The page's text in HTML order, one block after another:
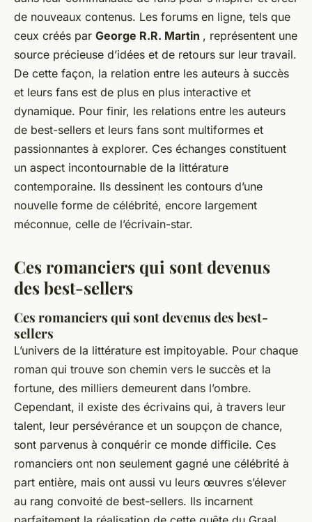
de nouveaux contenus. Les forums en ligne, tels que
ceux créés par George R.R. Martin , représentent une
source précieuse d’idées et de retours sur leur travail.
De cette façon, la relation entre les auteurs à succès
et leurs fans est de plus en plus interactive et
dynamique. Pour finir, les relations entre les auteurs
de best-sellers et leurs fans sont multiformes et
passionnantes à explorer. Ces échanges constituent
un aspect incontournable de la littérature
contemporaine. Ils dessinent les contours d’une
nouvelle forme de célébrité, encore largement
méconnue, celle de l’écrivain-star.
Ces romanciers qui sont devenus
des best-sellers
Ces romanciers qui sont devenus des best-
sellers
L’univers de la littérature est impitoyable. Pour chaque
roman qui trouve son chemin vers le succès et la
fortune, des milliers demeurent dans l’ombre.
Cependant, il existe des écrivains qui, à travers leur
talent, leur persévérance et un soupçon de chance,
sont parvenus à conquérir ce monde difficile. Ces
romanciers ont non seulement gagné une célébrité à
part entière, mais ont aussi vu leurs œuvres s’élever
au rang convoité de best-sellers. Ils incarnent